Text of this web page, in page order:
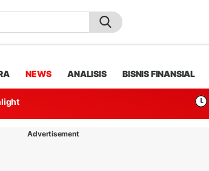
NEWS ANALISIS BISNIS FINANSIAL
Advertisement